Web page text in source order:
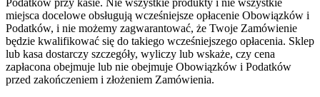
Podatków przy kasie. Nie wszystkie produkty i nie wszystkie
miejsca docelowe obsługują wcześniejsze opłacenie Obowiązków i
Podatków, i nie możemy zagwarantować, że Twoje Zamówienie
będzie kwalifikować się do takiego wcześniejszego opłacenia. Sklep
lub kasa dostarczy szczegóły, wyliczy lub wskaże, czy cena
zapłacona obejmuje lub nie obejmuje Obowiązków i Podatków
przed zakończeniem i złożeniem Zamówienia.